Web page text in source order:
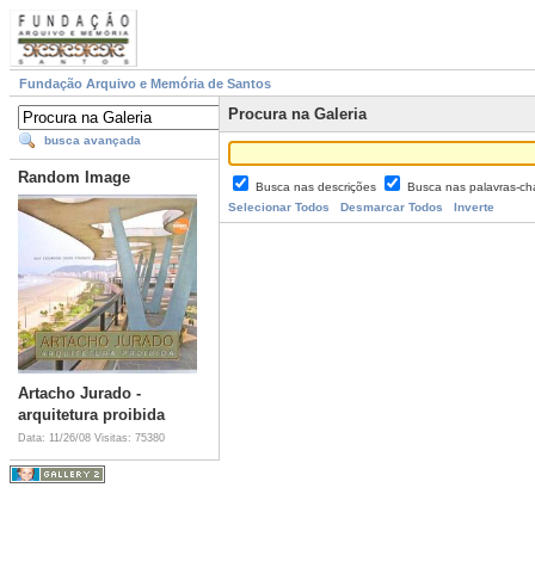
Fundação Arquivo e Memória de Santos
busca avançada
Random Image
Artacho Jurado -
arquitetura proibida
Data: 11/26/08 Visitas: 75380
Procura na Galeria
Busca nas descrições
Busca nas palavras-
Selecionar Todos
Desmarcar Todos Inverte